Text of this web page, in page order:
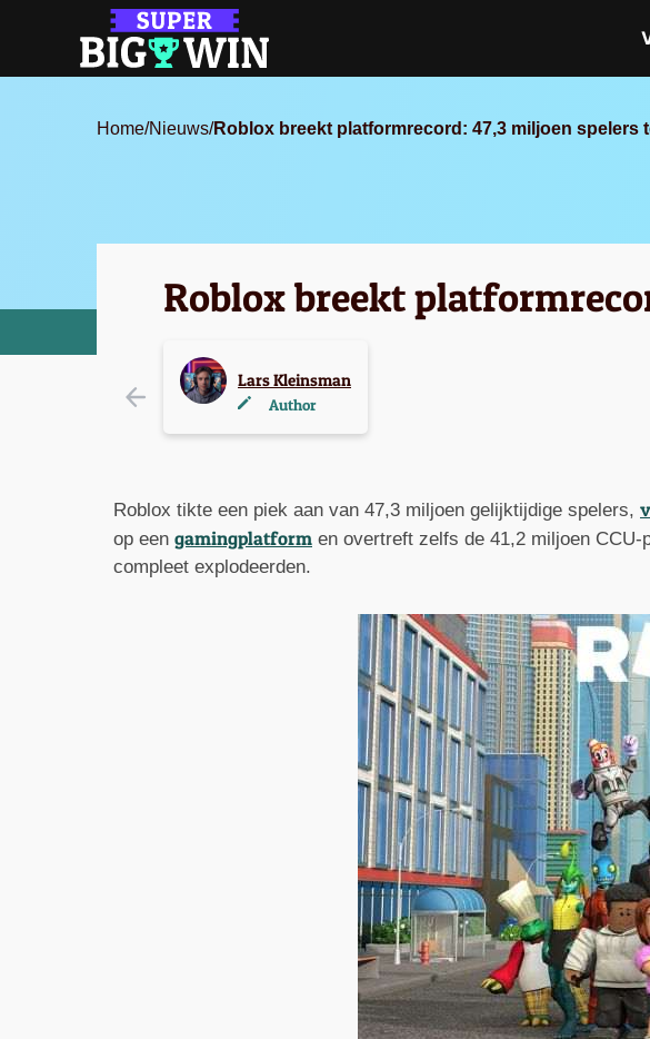
Home/Nieuws/Roblox breekt platformrecord: 47,3 miljoen spelers
Roblox breekt
Lars Kleinsman
Author
Roblox tikte een piek aan van 47,3 miljoen gelijktijdige spelers,
op een gamingplatform en overtreft zelfs de 41,2 miljoen
compleet explodeerden.